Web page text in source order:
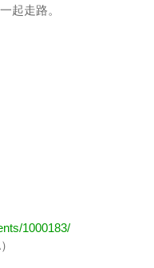
起走路。
1000183/